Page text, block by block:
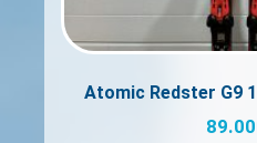
Atomic Redster G9